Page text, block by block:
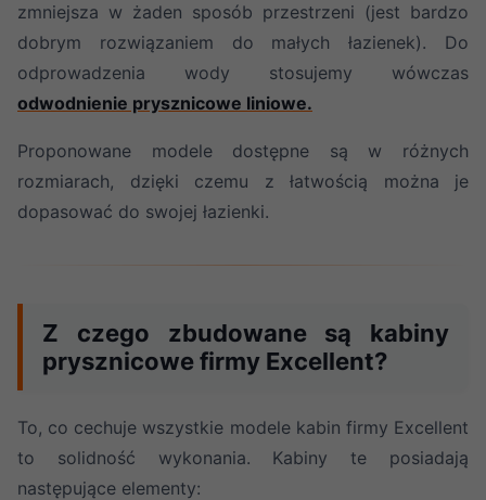
zmniejsza w żaden sposób przestrzeni (jest bardzo
dobrym rozwiązaniem do małych łazienek). Do
odprowadzenia wody stosujemy wówczas
odwodnienie prysznicowe liniowe.
Proponowane modele dostępne są w różnych
rozmiarach, dzięki czemu z łatwością można je
dopasować do swojej łazienki.
Z czego zbudowane są kabiny
prysznicowe firmy Excellent?
To, co cechuje wszystkie modele kabin firmy Excellent
to solidność wykonania. Kabiny te posiadają
następujące elementy: